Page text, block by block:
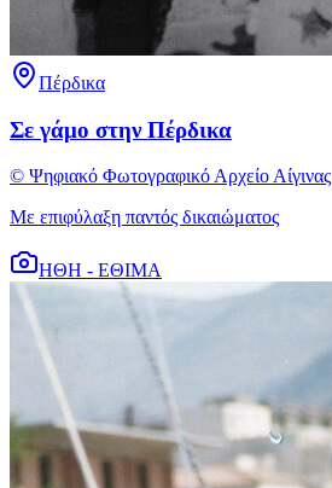
Πέρδικα
Σε γάμο στην Πέρδικα
© Ψηφιακό Φωτογραφικό Αρχείο Αίγινας
Με επιφύλαξη παντός δικαιώματος
ΗΘΗ - ΕΘΙΜΑ